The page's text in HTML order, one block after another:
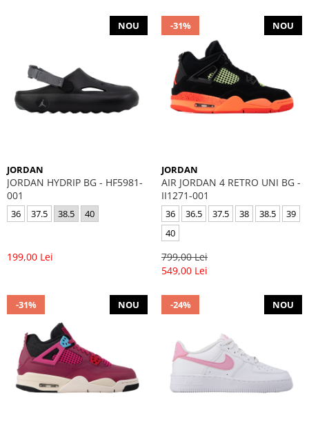
NOU
JORDAN
JORDAN HYDRIP BG - HF5981-
001
36 37.5 38.5 40
199,00 Lei
-31% NOU
JORDAN
AIR JORDAN 4 RETRO UNI BG -
II1271-001
36 36.5 37.5 38 38.5
39
40
799,00 Lei
549,00 Lei
-31% NOU -24% NOU